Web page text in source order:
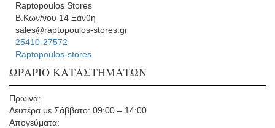
Raptopoulos Stores
Β.Κων/νου 14 Ξάνθη
sales@raptopoulos-stores.gr
25410-27572
Raptopoulos-stores
ΩΡΑΡΙΟ ΚΑΤΑΣΤΗΜΑΤΩΝ
Πρωινά:
Δευτέρα με Σάββατο: 09:00 – 14:00
Απογεύματα: